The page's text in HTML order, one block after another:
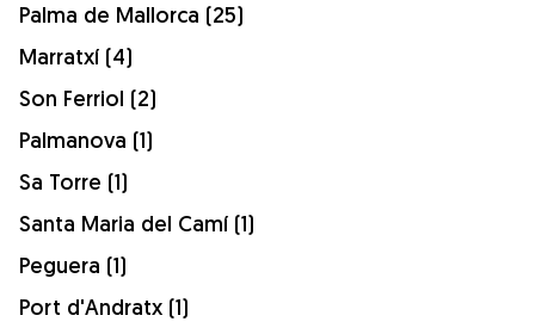
Palma de Mallorca (25)
Marratxí (4)
Son Ferriol (2)
Palmanova (1)
Sa Torre (1)
Santa Maria del Camí (1)
Peguera (1)
Port d'Andratx (1)